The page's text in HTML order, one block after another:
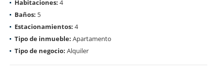
Habitaciones: 4
Baños: 5
Estacionamientos: 4
Tipo de inmueble: Apartamento
Tipo de negocio: Alquiler